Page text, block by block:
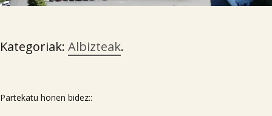
Kategoriak: Albizteak.
Partekatu honen bidez::